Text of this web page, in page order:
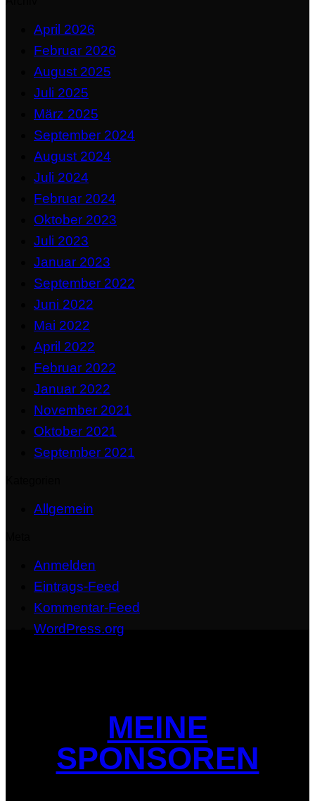
April 2026
Februar 2026
August 2025
Juli 2025
März 2025
September 2024
August 2024
Juli 2024
Februar 2024
Oktober 2023
Juli 2023
Januar 2023
September 2022
Juni 2022
Mai 2022
April 2022
Februar 2022
Januar 2022
November 2021
Oktober 2021
September 2021
Allgemein
Anmelden
Eintrags-Feed
Kommentar-Feed
WordPress.org
MEINE
SPONSOREN